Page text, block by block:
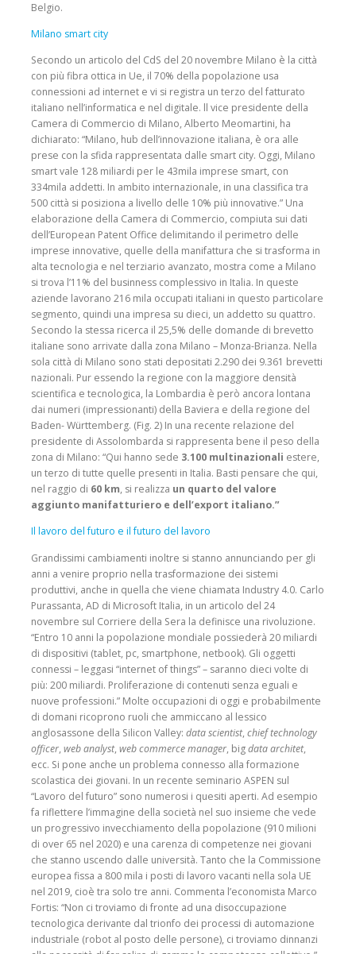
Belgio.
Milano smart city
Secondo un articolo del CdS del 20 novembre Milano è la città
con più fibra ottica in Ue, il 70% della popolazione usa
connessioni ad internet e vi si registra un terzo del fatturato
italiano nell’informatica e nel digitale. ll vice presidente della
Camera di Commercio di Milano, Alberto Meomartini, ha
dichiarato: “Milano, hub dell’innovazione italiana, è ora alle
prese con la sfida rappresentata dalle smart city. Oggi, Milano
smart vale 128 miliardi per le 43mila imprese smart, con
334mila addetti. In ambito internazionale, in una classifica tra
500 città si posiziona a livello delle 10% più innovative.” Una
elaborazione della Camera di Commercio, compiuta sui dati
dell’European Patent Office delimitando il perimetro delle
imprese innovative, quelle della manifattura che si trasforma in
alta tecnologia e nel terziario avanzato, mostra come a Milano
si trova l’11% del businness complessivo in Italia. In queste
aziende lavorano 216 mila occupati italiani in questo particolare
segmento, quindi una impresa su dieci, un addetto su quattro.
Secondo la stessa ricerca il 25,5% delle domande di brevetto
italiane sono arrivate dalla zona Milano – Monza-Brianza. Nella
sola città di Milano sono stati depositati 2.290 dei 9.361 brevetti
nazionali. Pur essendo la regione con la maggiore densità
scientifica e tecnologica, la Lombardia è però ancora lontana
dai numeri (impressionanti) della Baviera e della regione del
Baden- Württemberg. (Fig. 2) In una recente relazione del
presidente di Assolombarda si rappresenta bene il peso della
zona di Milano: “Qui hanno sede 3.100 multinazionali estere,
un terzo di tutte quelle presenti in Italia. Basti pensare che qui,
nel raggio di 60 km, si realizza un quarto del valore
aggiunto manifatturiero e dell’export italiano.”
Il lavoro del futuro e il futuro del lavoro
Grandissimi cambiamenti inoltre si stanno annunciando per gli
anni a venire proprio nella trasformazione dei sistemi
produttivi, anche in quella che viene chiamata Industry 4.0. Carlo
Purassanta, AD di Microsoft Italia, in un articolo del 24
novembre sul Corriere della Sera la definisce una rivoluzione.
“Entro 10 anni la popolazione mondiale possiederà 20 miliardi
di dispositivi (tablet, pc, smartphone, netbook). Gli oggetti
connessi – leggasi “internet of things” – saranno dieci volte di
più: 200 miliardi. Proliferazione di contenuti senza eguali e
nuove professioni.” Molte occupazioni di oggi e probabilmente
di domani ricoprono ruoli che ammiccano al lessico
anglosassone della Silicon Valley: data scientist, chief technology
officer, web analyst, web commerce manager, bigdata architet,
ecc. Si pone anche un problema connesso alla formazione
scolastica dei giovani. In un recente seminario ASPEN sul
“Lavoro del futuro” sono numerosi i quesiti aperti. Ad esempio
fa riflettere l’immagine della società nel suo insieme che vede
un progressivo invecchiamento della popolazione (910 milioni
di over 65 nel 2020) e una carenza di competenze nei giovani
che stanno uscendo dalle università. Tanto che la Commissione
europea fissa a 800 mila i posti di lavoro vacanti nella sola UE
nel 2019, cioè tra solo tre anni. Commenta l’economista Marco
Fortis: “Non ci troviamo di fronte ad una disoccupazione
tecnologica derivante dal trionfo dei processi di automazione
industriale (robot al posto delle persone), ci troviamo dinnanzi